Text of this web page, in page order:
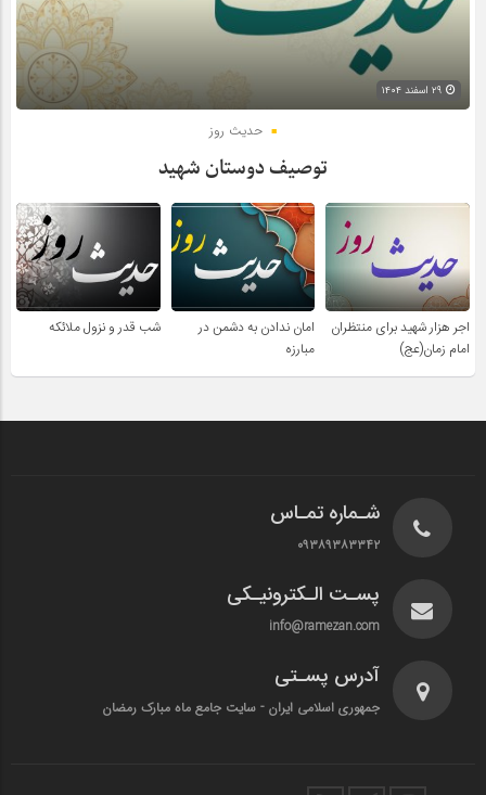
حدیث روز
توصیف دوستان شهید
اجر هزار شهید برای منتظران
امام زمان(عج)
امان ندادن به دشمن در
مبارزه
شب قدر و نزول ملائکه
شـماره تمـاس
۰۹۳۸۹۳۸۳۳۴۲
پسـت الـکترونیـکی
info@ramezan.com
آدرس پسـتی
جمهوری اسلامی ایران - سایت جامع ماه مبارک رمضان